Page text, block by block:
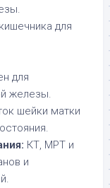
для
для
железы.
шейки матки
КТ, МРТ и
и